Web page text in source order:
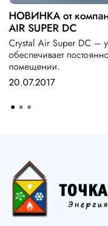
НОВИНКА от
AIR SUPER DC
Crystal Air Super DC –
обеспечивает
помещении.
20.07.2017